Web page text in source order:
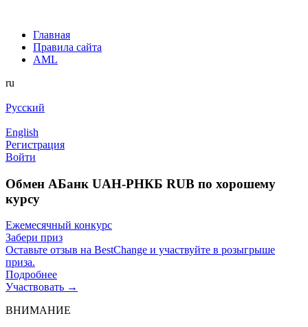
Главная
Правила сайта
AML
ru
Русский
English
Регистрация
Войти
Обмен AБанк UAH-РНКБ RUB по хорошему
курсу
Ежемесячный конкурс
Забери приз
Оставьте отзыв на BestChange и участвуйте в розыгрыше
приза.
Подробнее
Участвовать →
ВНИМАНИЕ